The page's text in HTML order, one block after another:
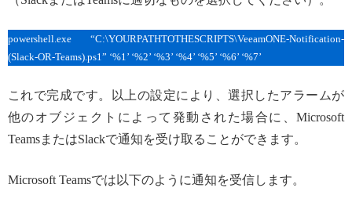
powershell.exe “C:\YOURPATHTOTHESCRIPTS\VeeamONE-Notification-
(Slack-OR-Teams).ps1” ‘%1’ ‘%2’ ‘%3’ ‘%4’ ‘%5’ ‘%6’ ‘%7’
これで完成です。以上の設定により、選択したアラームが
他のオブジェクトによって発動された場合に、Microsoft
TeamsまたはSlackで通知を受け取ることができます。
Microsoft Teamsでは以下のように通知を受信します。